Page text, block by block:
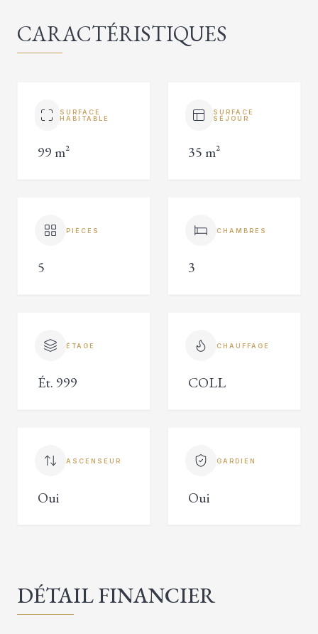
CARACTÉRISTIQUES
SURFACE
HABITABLE
99 m²
SURFACE
SÉJOUR
35 m²
PIÈCES
5
CHAMBRES
3
ÉTAGE
Ét. 999
CHAUFFAGE
COLL
ASCENSEUR
Oui
GARDIEN
Oui
DÉTAIL FINANCIER